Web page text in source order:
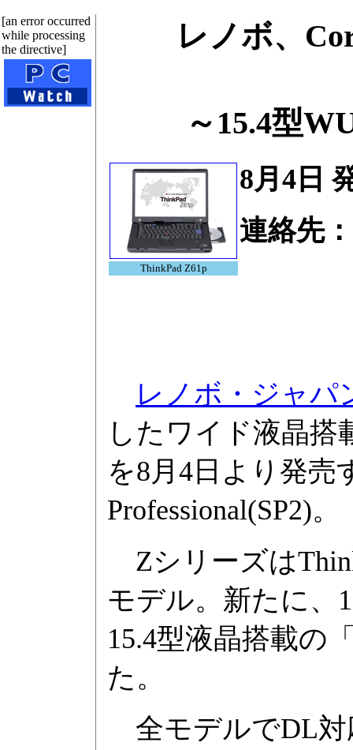
[an error occurred
while processing
the directive]
レノボ、
～15.4型
ThinkPad Z61p
8月4日
連絡先
レノボ・ジャパ
したワイド液晶搭
を8月4日より発売
Professional(SP2)。
Zシリーズは
モデル。新たに、
15.4型液晶搭載の
た。
全モデルでDL対